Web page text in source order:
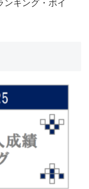
ンキング・ポイ